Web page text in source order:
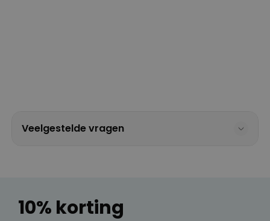
Veelgestelde vragen
10% korting